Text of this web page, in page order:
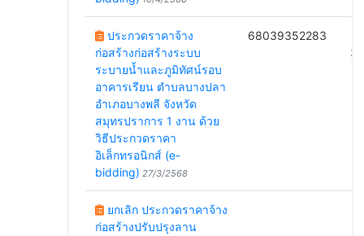
ประกวดราคาจ้าง
ก่อสร้างก่อสร้างระบบ
ระบายน้ำและภูมิทัศน์รอบ
อาคารเรียน ตำบลบางปลา
อำเภอบางพลี จังหวัด
สมุทรปราการ 1 งาน ด้วย
วิธีประกวดราคา
อิเล็กทรอนิกส์ (e-
bidding) 27/3/2568
68039352283
3/
ยกเลิก ประกวดราคาจ้าง
ก่อสร้างปรับปรุงลาน